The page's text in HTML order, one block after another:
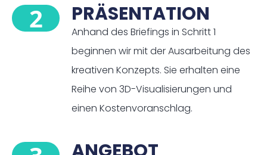
2 PRÄSENTATION
Anhand des Briefings in Schritt 1
beginnen wir mit der Ausarbeitung des
kreativen Konzepts. Sie erhalten eine
Reihe von 3D-Visualisierungen und
einen Kostenvoranschlag.